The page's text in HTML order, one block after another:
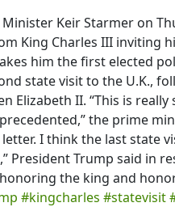
Keir Starmer on
King Charles III inviting
him the first elected
state visit to the U.K.,
Elizabeth II. “This is really
the prime
letter. I think the last state
President Trump said in
the king and
#kingcharles #statevisit